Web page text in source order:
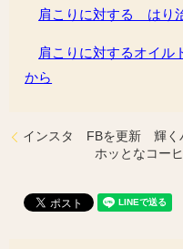
肩こりに対する はり
肩こりに対するオイル
から
インスタ FBを更新 輝く
ホッとなコー